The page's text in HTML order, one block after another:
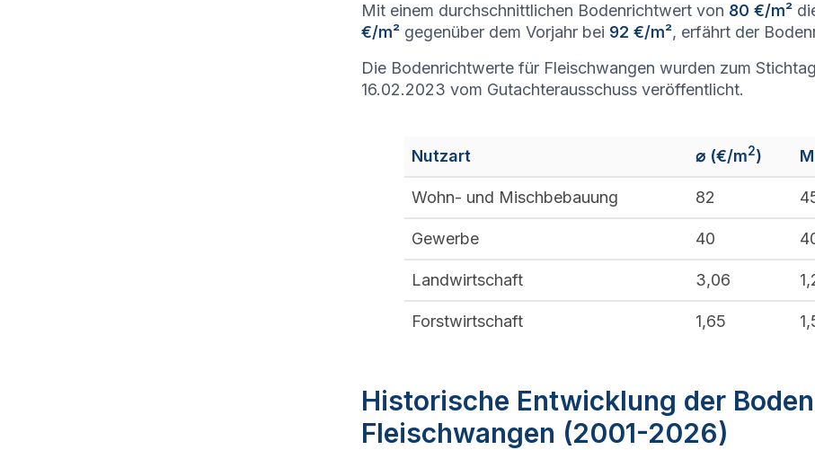
Mit einem durchschnittlichen Bodenrichtwert von 80 €/m²
€/m² gegenüber dem Vorjahr bei 92 €/m², erfährt der
Die Bodenrichtwerte für Fleischwangen wurden zum
16.02.2023 vom Gutachterausschuss veröffentlicht.
Nutzart ⌀ (€/m2)
Wohn- und Mischbebauung 82
Gewerbe 40
Landwirtschaft 3,06
Forstwirtschaft 1,65
Historische Entwicklung der
Fleischwangen (2001-2026)